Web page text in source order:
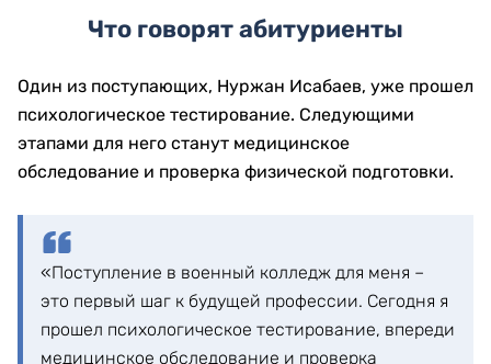
Что говорят абитуриенты
Один из поступающих, Нуржан Исабаев, уже прошел
психологическое тестирование. Следующими
этапами для него станут медицинское
обследование и проверка физической подготовки.
«Поступление в военный колледж для меня –
это первый шаг к будущей профессии. Сегодня я
прошел психологическое тестирование, впереди
медицинское обследование и проверка